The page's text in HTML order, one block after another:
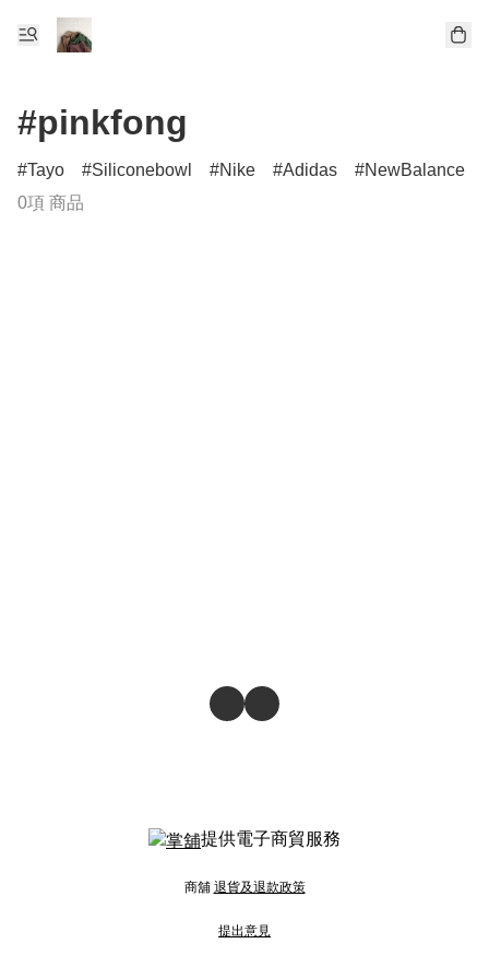
#pinkfong
Tayo Siliconebowl Nike Adidas
NewBalance
0項 商品
提供電子商貿服務
商舖 退貨及退款政策
提出意見